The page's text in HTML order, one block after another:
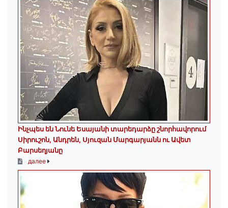
Ինչպես են Նունե Եսայանի տարեդարձը շնորհավորում
Սիրուշոն, Անդրեն, Սյուզան Մարգարյանն ու Ավետ
Բարսեղյանը
далее